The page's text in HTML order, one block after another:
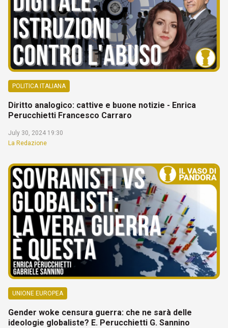
POLITICA ITALIANA
Diritto analogico: cattive e buone notizie - Enrica
Perucchietti Francesco Carraro
July 30, 2024 19:30
La Redazione
UNIONE EUROPEA
Gender woke censura guerra: che ne sarà delle
ideologie globaliste? E. Perucchietti G. Sannino